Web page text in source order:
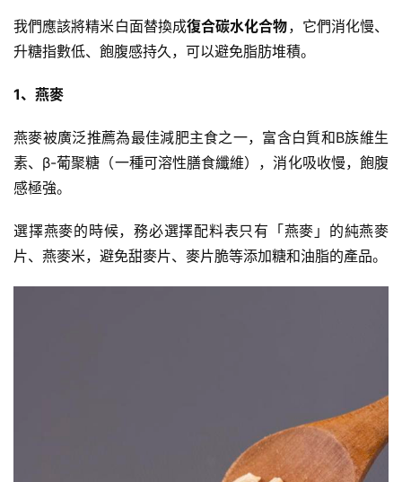
我們應該將精米白面替換成復合碳水化合物，它們消化慢、
升糖指數低、飽腹感持久，可以避免脂肪堆積。
1、燕麥
燕麥被廣泛推薦為最佳減肥主食之一，富含白質和B族維生
素、β-葡聚糖（一種可溶性膳食纖維），消化吸收慢，飽腹
感極強。
選擇燕麥的時候，務必選擇配料表只有「燕麥」的純燕麥
片、燕麥米，避免甜麥片、麥片脆等添加糖和油脂的產品。